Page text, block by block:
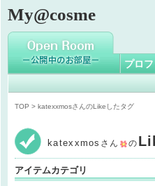
My@cosme
プロ
TOP > katexxmosさんのLikeしたタグ
katexxmos さん の
アイテムカテゴリ